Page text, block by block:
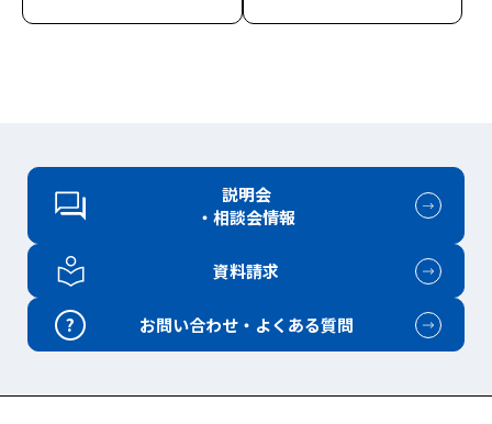
説明会
・相談会情報
資料請求
? お問い合わせ・よくある質問